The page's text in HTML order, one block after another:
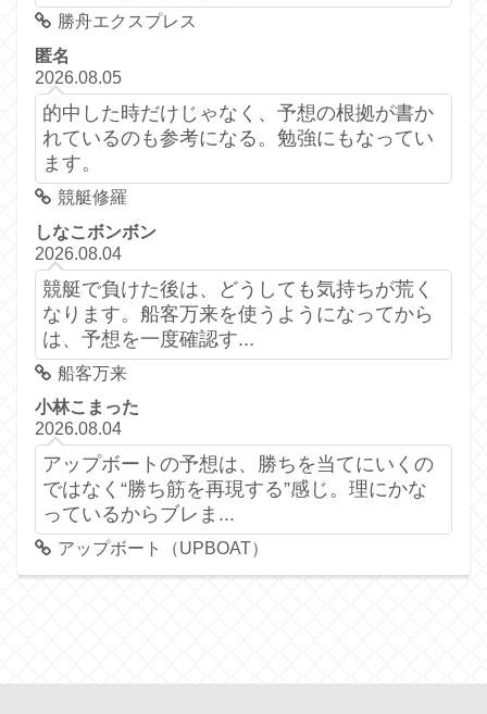
勝舟エクスプレス
匿名
2026.08.05
的中した時だけじゃなく、予想の根拠が書か
れているのも参考になる。勉強にもなってい
ます。
競艇修羅
しなこボンボン
2026.08.04
競艇で負けた後は、どうしても気持ちが荒く
なります。船客万来を使うようになってから
は、予想を一度確認す...
船客万来
小林こまった
2026.08.04
アップボートの予想は、勝ちを当てにいくの
ではなく“勝ち筋を再現する”感じ。理にかな
っているからブレま...
アップボート（UPBOAT）